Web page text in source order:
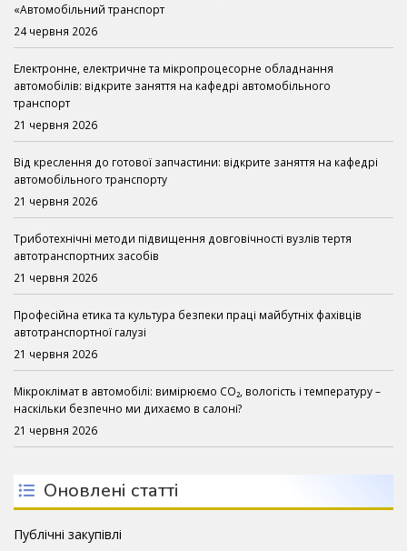
«Автомобільний транспорт
24 червня 2026
Електронне, електричне та мікропроцесорне обладнання
автомобілів: відкрите заняття на кафедрі автомобільного
транспорт
21 червня 2026
Від креслення до готової запчастини: відкрите заняття на кафедрі
автомобільного транспорту
21 червня 2026
Триботехнічні методи підвищення довговічності вузлів тертя
автотранспортних засобів
21 червня 2026
Професійна етика та культура безпеки праці майбутніх фахівців
автотранспортної галузі
21 червня 2026
Мікроклімат в автомобілі: вимірюємо CO₂, вологість і температуру –
наскільки безпечно ми дихаємо в салоні?
21 червня 2026
Оновлені статті
Публічні закупівлі